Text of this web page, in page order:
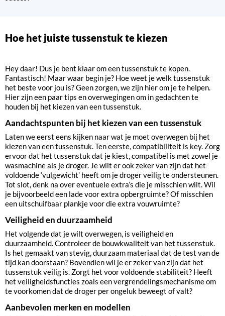
Hoe het juiste tussenstuk te kiezen
Hey daar! Dus je bent klaar om een tussenstuk te kopen.
Fantastisch! Maar waar begin je? Hoe weet je welk tussenstuk
het beste voor jou is? Geen zorgen, we zijn hier om je te helpen.
Hier zijn een paar tips en overwegingen om in gedachten te
houden bij het kiezen van een tussenstuk.
Aandachtspunten bij het kiezen van een tussenstuk
Laten we eerst eens kijken naar wat je moet overwegen bij het
kiezen van een tussenstuk. Ten eerste, compatibiliteit is key. Zorg
ervoor dat het tussenstuk dat je kiest, compatibel is met zowel je
wasmachine als je droger. Je wilt er ook zeker van zijn dat het
voldoende ‘vulgewicht’ heeft om je droger veilig te ondersteunen.
Tot slot, denk na over eventuele extra’s die je misschien wilt. Wil
je bijvoorbeeld een lade voor extra opbergruimte? Of misschien
een uitschuifbaar plankje voor die extra vouwruimte?
Veiligheid en duurzaamheid
Het volgende dat je wilt overwegen, is veiligheid en
duurzaamheid. Controleer de bouwkwaliteit van het tussenstuk.
Is het gemaakt van stevig, duurzaam materiaal dat de test van de
tijd kan doorstaan? Bovendien wil je er zeker van zijn dat het
tussenstuk veilig is. Zorgt het voor voldoende stabiliteit? Heeft
het veiligheidsfuncties zoals een vergrendelingsmechanisme om
te voorkomen dat de droger per ongeluk beweegt of valt?
Aanbevolen merken en modellen